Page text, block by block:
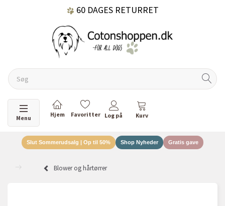
60 DAGES RETURRET
Skifte navigation
Menu
Slut Sommerudsalg | Op til 50% Shop Nyheder Gratis gave
Blower og hårtørrer